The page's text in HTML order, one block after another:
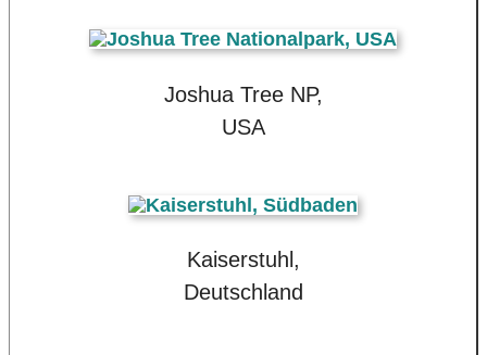
Joshua Tree NP,
USA
Kaiserstuhl,
Deutschland